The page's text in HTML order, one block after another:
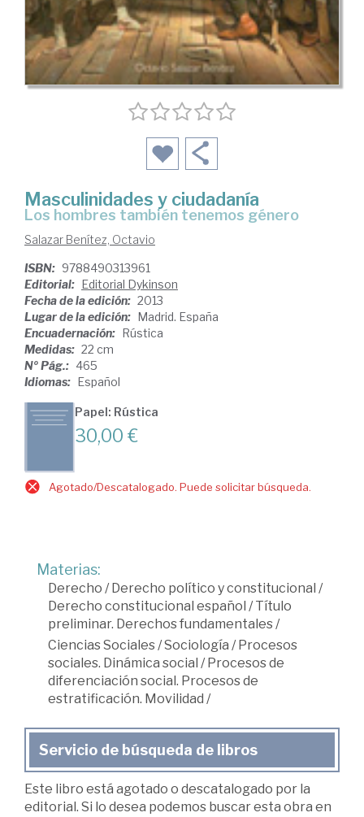
Masculinidades y ciudadanía
los hombres también tenemos género
Salazar Benítez, Octavio
ISBN: 9788490313961
Editorial: Editorial Dykinson
Fecha de la edición: 2013
Lugar de la edición: Madrid. España
Encuadernación: Rústica
Medidas: 22 cm
Nº Pág.: 465
Idiomas: Español
Papel: Rústica
30,00 €
Agotado/Descatalogado. Puede solicitar búsqueda.
Materias:
Derecho /Derecho político y constitucional /
Derecho constitucional español /Título
preliminar. Derechos fundamentales/
Ciencias Sociales/Sociología /Procesos
sociales. Dinámica social /Procesos de
diferenciación social. Procesos de
estratificación. Movilidad /
Servicio de búsqueda de libros
Este libro está agotado o descatalogado por la
editorial. Si lo desea podemos buscar esta obra en